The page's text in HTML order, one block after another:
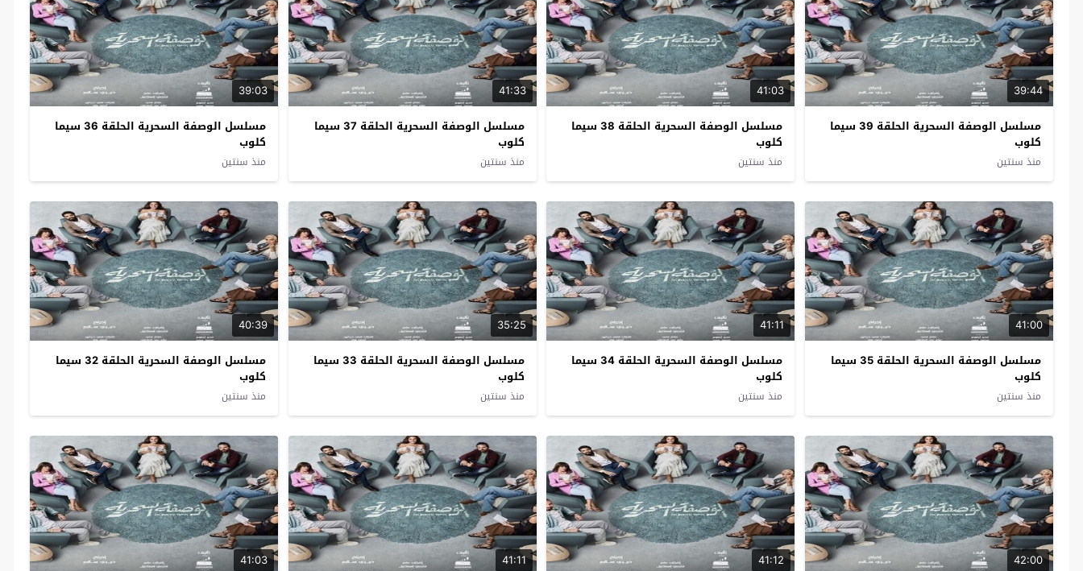
39:44
مسلسل الوصفة السحرية الحلقة 39 سيما
كلوب
منذ سنتين
41:03
مسلسل الوصفة السحرية الحلقة 38 سيما
كلوب
منذ سنتين
41:33
مسلسل الوصفة السحرية الحلقة 37 سيما
كلوب
منذ سنتين
39:03
مسلسل الوصفة السحرية الحلقة 36 سيما
كلوب
منذ سنتين
41:00
مسلسل الوصفة السحرية الحلقة 35 سيما
كلوب
منذ سنتين
41:11
مسلسل الوصفة السحرية الحلقة 34 سيما
كلوب
منذ سنتين
35:25
مسلسل الوصفة السحرية الحلقة 33 سيما
كلوب
منذ سنتين
40:39
مسلسل الوصفة السحرية الحلقة 32 سيما
كلوب
منذ سنتين
42:00
41:12
41:11
41:03